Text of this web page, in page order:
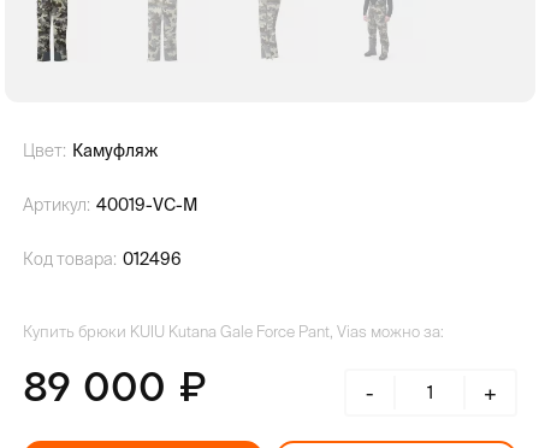
Цвет: Камуфляж
Артикул: 40019-VC-M
Код товара: 012496
Купить брюки KUIU Kutana Gale Force Pant, Vias можно за:
89 000 - +